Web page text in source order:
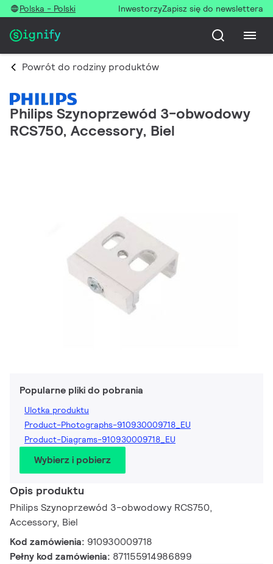
Polska - Polski InwestorzyZapisz się do newslettera
Powrót do rodziny produktów
Philips Szynoprzewód 3-obwodowy
RCS750, Accessory, Biel
Popularne pliki do pobrania
Ulotka produktu
Product-Photographs-910930009718_EU
Product-Diagrams-910930009718_EU
Wybierz i pobierz
Opis produktu
Philips Szynoprzewód 3-obwodowy RCS750,
Accessory, Biel
Kod zamówienia: 910930009718
Pełny kod zamówienia: 871155914986899